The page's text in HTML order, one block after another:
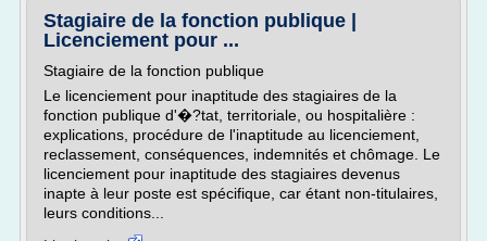
Stagiaire de la fonction publique |
Licenciement pour ...
Stagiaire de la fonction publique
Le licenciement pour inaptitude des stagiaires de la
fonction publique d'�?tat, territoriale, ou hospitalière :
explications, procédure de l'inaptitude au licenciement,
reclassement, conséquences, indemnités et chômage. Le
licenciement pour inaptitude des stagiaires devenus
inapte à leur poste est spécifique, car étant non-titulaires,
leurs conditions...